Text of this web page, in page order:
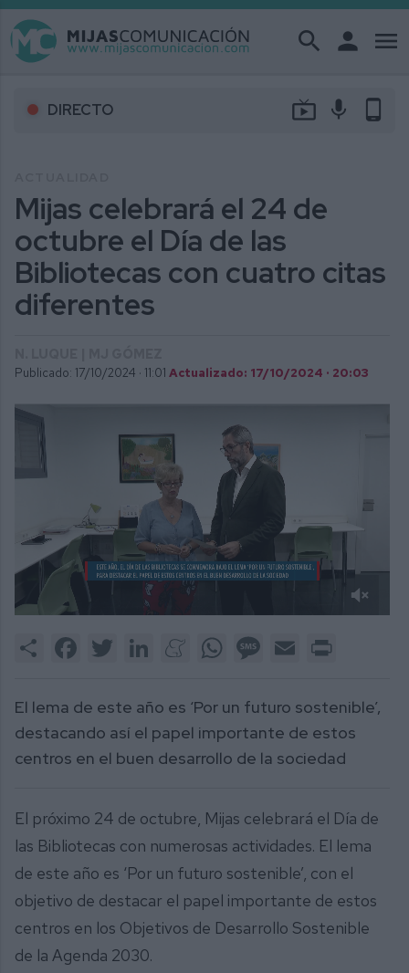
search person menu
DIRECTO live_tv mic phone_android
Mijas celebrará el 24 de
octubre el Día de las
Bibliotecas con cuatro citas
diferentes
Publicado: 17/10/2024 · 11:01 Actualizado: 17/10/2024 · 20:03
1
Share FacebookTwitter LinkedInMeneameWhatsAppMessage
Email
El lema de este año es ‘Por un futuro sostenible’,
destacando así el papel importante de estos
centros en el buen desarrollo de la sociedad
El próximo 24 de octubre, Mijas celebrará el Día de
las Bibliotecas con numerosas actividades. El lema
de este año es ‘Por un futuro sostenible’, con el
objetivo de destacar el papel importante de estos
centros en los Objetivos de Desarrollo Sostenible
de la Agenda 2030.